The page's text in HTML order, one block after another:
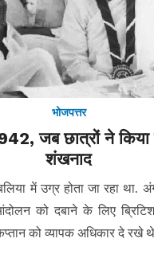
भोजपत्तर
जब छात्रों ने किया
शंखनाद
में उग्र होता जा रहा था.
को दबाने के लिए
को व्यापक अधिकार दे रखे